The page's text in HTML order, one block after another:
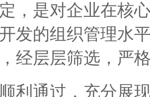
，是对企业在核
发的组织管理水
经层层筛选，严
利通过，充分展